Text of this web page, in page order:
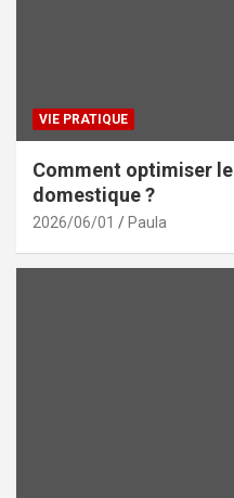
VIE PRATIQUE
Comment optimiser
domestique ?
2026/06/01 Paula